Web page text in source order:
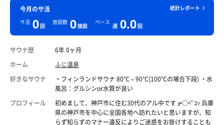
統計レポート
今月のサ活
サ活 0回
施設数 0施設
ペース
週 0.0回
サウナ歴
6年 0ヶ月
ホーム
ふじ温泉
好きなサウナ
・フィンランドサウナ 80℃～90℃(100℃の場合下段) ・水
風呂：グルシンor水質が良い
プロフィール
初めまして、神戸市に住む30代のアル中です┏○ﾍﾟｺｯ 兵庫
県の神戸市を中心に全国各地へ訪れたいと思いますが、知
らず知らずのマナー違反によりご迷惑をお掛けすることも